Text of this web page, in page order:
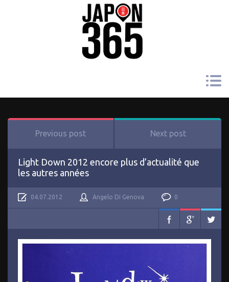
Previous post Next post
Light Down 2012 encore plus d’actualité que
les autres années
04.07.2012 Angelo Di Genova 0